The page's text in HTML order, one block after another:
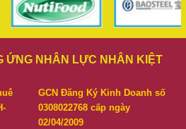
ỨNG NHÂN LỰC NHÂN KIỆT
GCN Đăng Ký Kinh Doanh số
0308022768 cấp ngày
02/04/2009